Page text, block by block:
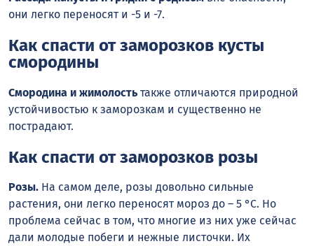
они легко переносят и -5 и -7.
Как спасти от заморозков кусты
смородины
Смородина и жимолость также отличаются природной
устойчивостью к заморозкам и существенно не
пострадают.
Как спасти от заморозков розы
Розы. На самом деле, розы довольно сильные
растения, они легко переносят мороз до – 5 °С. Но
проблема сейчас в том, что многие из них уже сейчас
дали молодые побеги и нежные листочки. Их